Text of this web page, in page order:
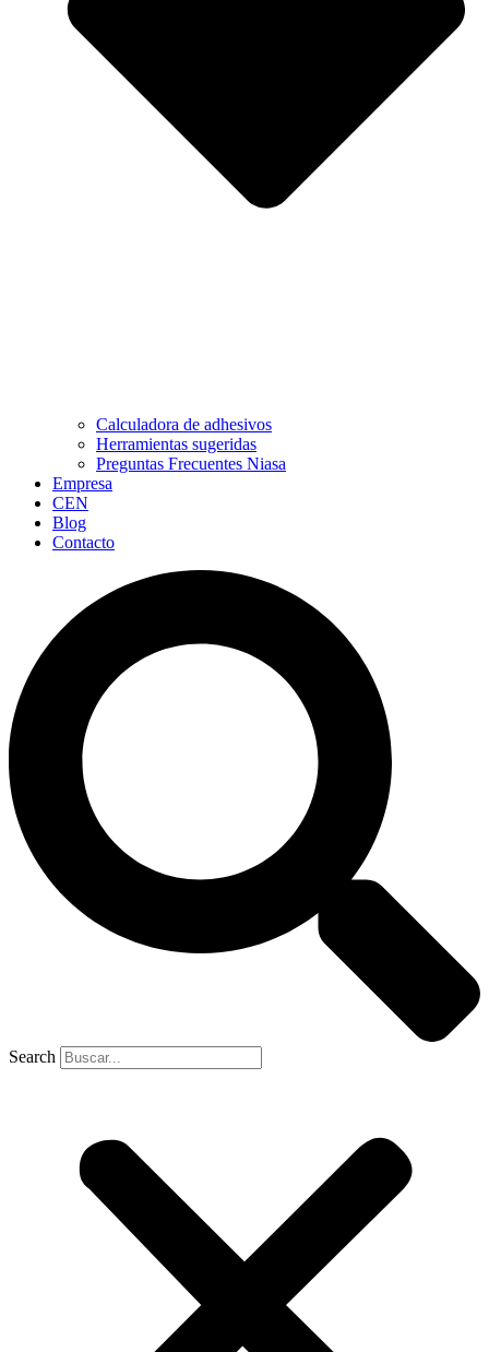
Calculadora de adhesivos
Herramientas sugeridas
Preguntas Frecuentes Niasa
Empresa
CEN
Blog
Contacto
Search